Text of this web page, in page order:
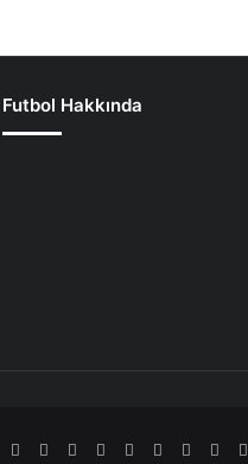
Futbol Hakkında
RSS Facebook
TwitterPinterestLinkedInYouTubeTumblr